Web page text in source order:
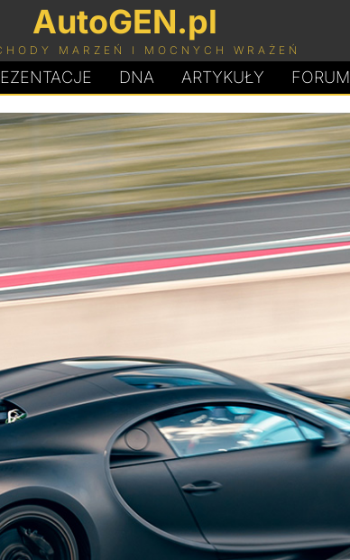
AutoGEN.pl
MARZEŃ I MOCNYCH WRAŻEŃ
DNA ARTYKUŁY FORUM